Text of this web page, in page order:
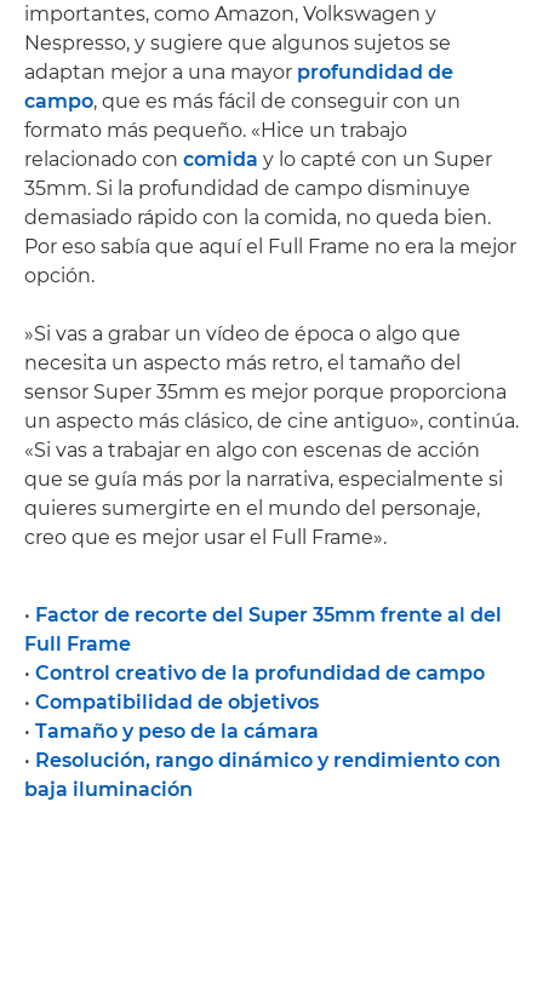
importantes, como Amazon, Volkswagen y
Nespresso, y sugiere que algunos sujetos se
adaptan mejor a una mayor profundidad de
campo, que es más fácil de conseguir con un
formato más pequeño. «Hice un trabajo
relacionado con comida y lo capté con un Super
35mm. Si la profundidad de campo disminuye
demasiado rápido con la comida, no queda bien.
Por eso sabía que aquí el Full Frame no era la mejor
opción.
»Si vas a grabar un vídeo de época o algo que
necesita un aspecto más retro, el tamaño del
sensor Super 35mm es mejor porque proporciona
un aspecto más clásico, de cine antiguo», continúa.
«Si vas a trabajar en algo con escenas de acción
que se guía más por la narrativa, especialmente si
quieres sumergirte en el mundo del personaje,
creo que es mejor usar el Full Frame».
• Factor de recorte del Super 35mm frente al del
Full Frame
• Control creativo de la profundidad de campo
• Compatibilidad de objetivos
• Tamaño y peso de la cámara
• Resolución, rango dinámico y rendimiento con
baja iluminación